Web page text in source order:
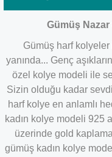
Gümüş Nazar
Gümüş harf
yanında... Genç
özel kolye modeli ile
Sizin olduğu kadar
harf kolye en anlamlı
kadın kolye modeli 925
üzerinde gold kaplama
gümüş kadın kolye